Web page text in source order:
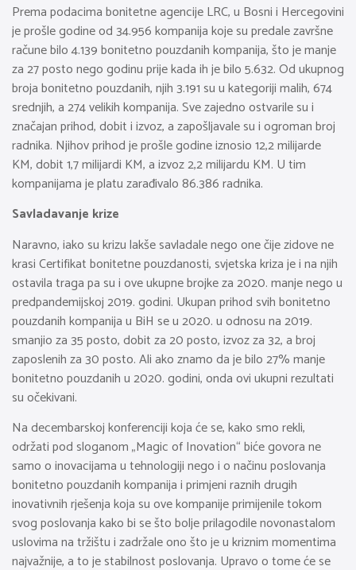
Prema podacima bonitetne agencije LRC, u Bosni i Hercegovini
je prošle godine od 34.956 kompanija koje su predale završne
račune bilo 4.139 bonitetno pouzdanih kompanija, što je manje
za 27 posto nego godinu prije kada ih je bilo 5.632. Od ukupnog
broja bonitetno pouzdanih, njih 3.191 su u kategoriji malih, 674
srednjih, a 274 velikih kompanija. Sve zajedno ostvarile su i
značajan prihod, dobit i izvoz, a zapošljavale su i ogroman broj
radnika. Njihov prihod je prošle godine iznosio 12,2 milijarde
KM, dobit 1,7 milijardi KM, a izvoz 2,2 milijardu KM. U tim
kompanijama je platu zarađivalo 86.386 radnika.
Savladavanje krize
Naravno, iako su krizu lakše savladale nego one čije zidove ne
krasi Certifikat bonitetne pouzdanosti, svjetska kriza je i na njih
ostavila traga pa su i ove ukupne brojke za 2020. manje nego u
predpandemijskoj 2019. godini. Ukupan prihod svih bonitetno
pouzdanih kompanija u BiH se u 2020. u odnosu na 2019.
smanjio za 35 posto, dobit za 20 posto, izvoz za 32, a broj
zaposlenih za 30 posto. Ali ako znamo da je bilo 27% manje
bonitetno pouzdanih u 2020. godini, onda ovi ukupni rezultati
su očekivani.
Na decembarskoj konferenciji koja će se, kako smo rekli,
održati pod sloganom „Magic of Inovation“ biće govora ne
samo o inovacijama u tehnologiji nego i o načinu poslovanja
bonitetno pouzdanih kompanija i primjeni raznih drugih
inovativnih rješenja koja su ove kompanije primijenile tokom
svog poslovanja kako bi se što bolje prilagodile novonastalom
uslovima na tržištu i zadržale ono što je u kriznim momentima
najvažnije, a to je stabilnost poslovanja. Upravo o tome će se